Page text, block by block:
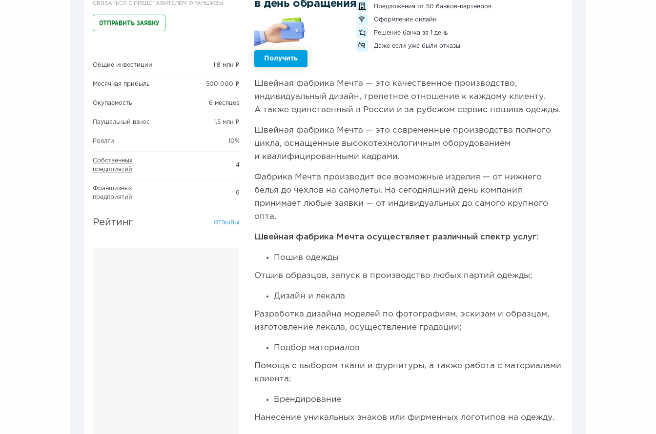
СВЯЗАТЬСЯ С ПРЕДСТАВИТЕЛЕМ ФРАНШИЗЫ
ОТПРАВИТЬ ЗАЯВКУ
Общие инвестиции 1,8 млн ₽
Месячная прибыль 500 000 ₽
Окупаемость 6 месяцев
Паушальный взнос 1,5 млн ₽
Роялти 10%
Собственных
предприятий
4
Франшизных
предприятий
6
Рейтинг отзывы
в день обращения
Получить
Предложения от 50 банков-партнеров
Оформление онлайн
Решение банка за 1 день
Даже если уже были отказы
Швейная фабрика Мечта — это качественное производство,
индивидуальный дизайн, трепетное отношение к каждому клиенту.
А также единственный в России и за рубежом сервис пошива одежды.
Швейная фабрика Мечта — это современные производства полного
цикла, оснащенные высокотехнологичным оборудованием
и квалифицированными кадрами.
Фабрика Мечта производит все возможные изделия — от нижнего
белья до чехлов на самолеты. На сегодняшний день компания
принимает любые заявки — от индивидуальных до самого крупного
опта.
Швейная фабрика Мечта осуществляет различный спектр услуг:
Пошив одежды
Отшив образцов, запуск в производство любых партий одежды;
Дизайн и лекала
Разработка дизайна моделей по фотографиям, эскизам и образцам,
изготовление лекала, осуществление градации;
Подбор материалов
Помощь с выбором ткани и фурнитуры, а также работа с материалами
клиента;
Брендирование
Нанесение уникальных знаков или фирменных логотипов на одежду.